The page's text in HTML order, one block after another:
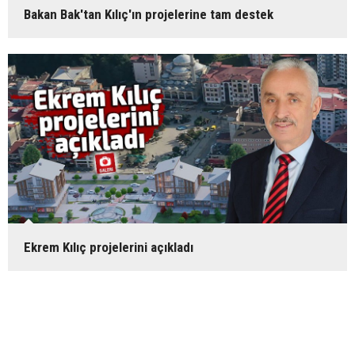
Bakan Bak'tan Kılıç'ın projelerine tam destek
Ekrem Kılıç projelerini açıkladı